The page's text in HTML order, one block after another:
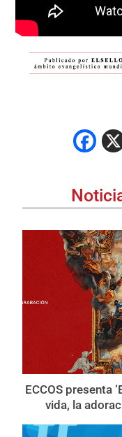
ECCOS presenta
vida, la